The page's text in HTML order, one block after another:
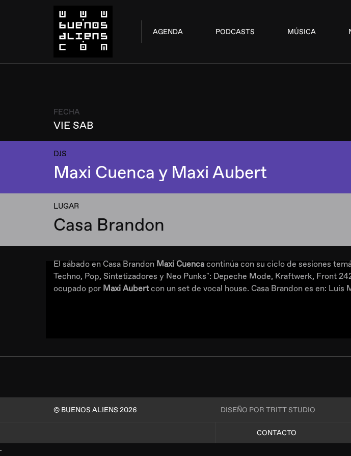
AGENDA PODCASTS MÚSICA
FECHA
VIE SAB
DJS
Maxi Cuenca y Maxi Aubert
LUGAR
Casa Brandon
El sábado en Casa Brandon Maxi Cuenca continúa con su ciclo de sesiones
Techno, Pop, Sintetizadores y Neo Punks": Depeche Mode, Kraftwerk, Front
ocupado por Maxi Aubertcon un set de vocal house. Casa Brandon es en: Luis
© BUENOS ALIENS 2026 DISEÑO POR TRITT STUDIO
CONTACTO
.